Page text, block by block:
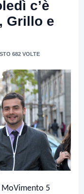
c’è
Grillo e
682 VOLTE
5